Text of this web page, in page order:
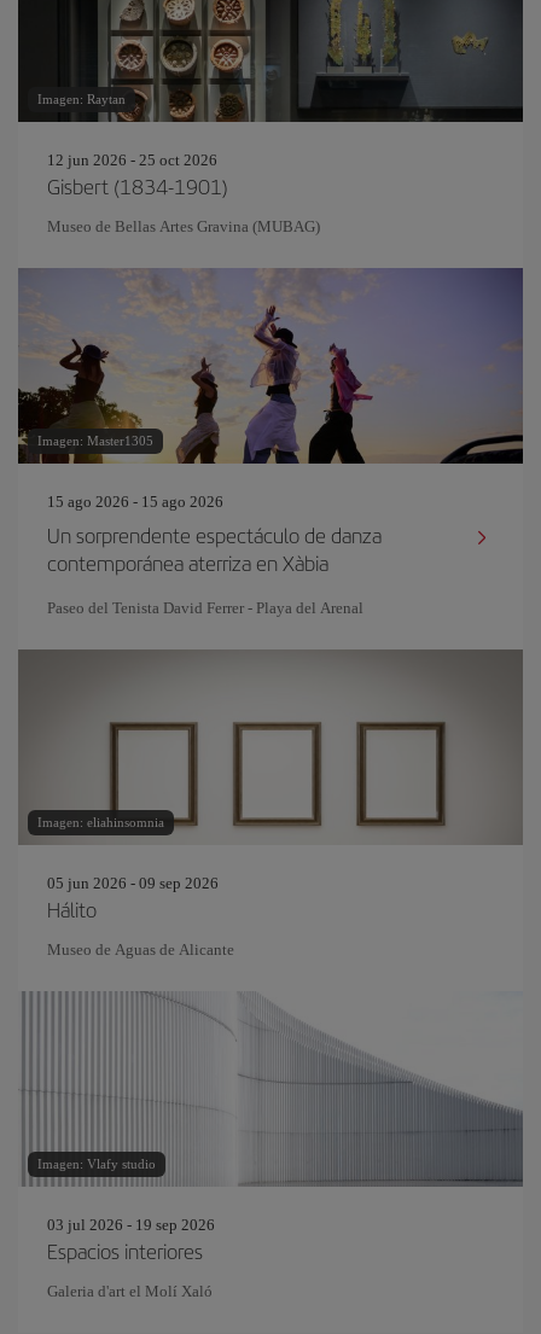
Imagen: Raytan
12 jun 2026 - 25 oct 2026
Gisbert (1834-1901)
Museo de Bellas Artes Gravina (MUBAG)
Imagen: Master1305
15 ago 2026 - 15 ago 2026
Un sorprendente espectáculo de danza
contemporánea aterriza en Xàbia
Paseo del Tenista David Ferrer - Playa del Arenal
Imagen: eliahinsomnia
05 jun 2026 - 09 sep 2026
Hálito
Museo de Aguas de Alicante
Imagen: Vlafy studio
03 jul 2026 - 19 sep 2026
Espacios interiores
Galeria d'art el Molí Xaló